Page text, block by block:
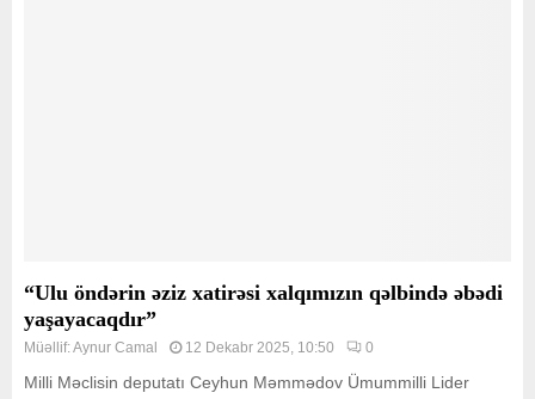
“Ulu öndərin əziz xatirəsi xalqımızın qəlbində əbədi
yaşayacaqdır”
Müəllif:Aynur Camal 12 Dekabr 2025, 10:50 0
Milli Məclisin deputatı Ceyhun Məmmədov Ümummilli Lider